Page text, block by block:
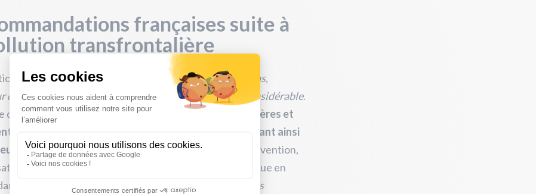
françaises suite à
transfrontalière
est jugée"catastrophique", d'après Jacky Bonnemains,
de Robin des Bois, car le volume de PCB relâché est considérable.
de plus queles poissons ne connaissent pas de frontières et
à travers l'ensemble du bassin de la Meuse, traversant ainsi
français, belge et hollandais. Dans un souci de prévention,
défend l'idée que la pêche soit également suspendue en
les Ardennes pour les mois à venir.
"Nous conseillons